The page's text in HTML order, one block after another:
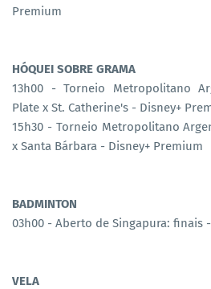
Premium
HÓQUEI SOBRE GRAMA
13h00 - Torneio Metropolitano
Plate x St. Catherine's - Disney+
15h30 - Torneio Metropolitano
x Santa Bárbara - Disney+ Premium
BADMINTON
03h00 - Aberto de Singapura: finais
VELA